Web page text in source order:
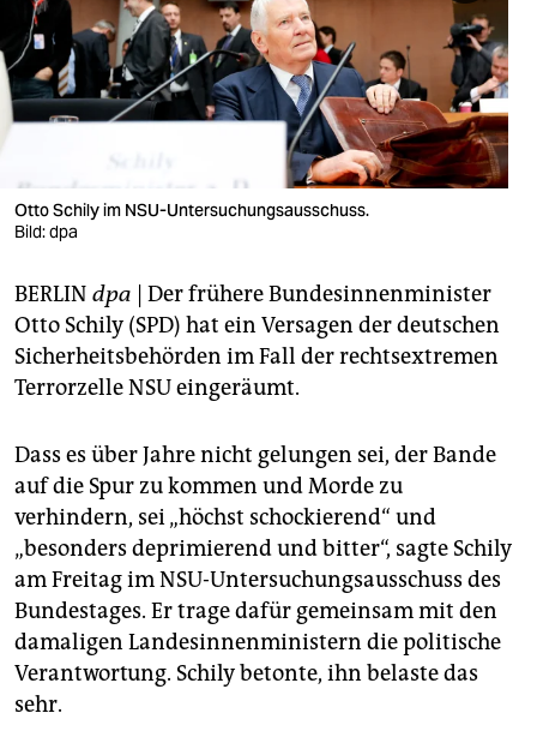
nord
wahrheit
verlag
veranstaltungen
shop
fragen & hilfe
unterstützen
genossenschaft
epaper login
Otto Schily im NSU-Untersuchungsausschuss.
Bild: dpa
BERLIN dpa | Der frühere Bundesinnenminister
Otto Schily (SPD) hat ein Versagen der deutschen
Sicherheitsbehörden im Fall der rechtsextremen
Terrorzelle NSU eingeräumt.
Dass es über Jahre nicht gelungen sei, der Bande
auf die Spur zu kommen und Morde zu
verhindern, sei „höchst schockierend“ und
„besonders deprimierend und bitter“, sagte Schily
am Freitag im NSU-Untersuchungsausschuss des
Bundestages. Er trage dafür gemeinsam mit den
damaligen Landesinnenministern die politische
Verantwortung. Schily betonte, ihn belaste das
sehr.